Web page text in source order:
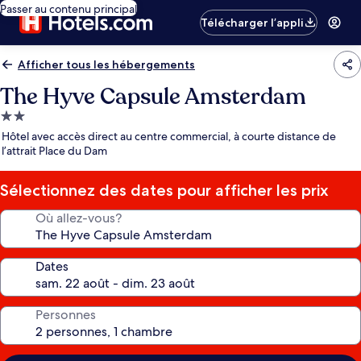
Passer au contenu principal
Télécharger l’appli
Afficher tous les hébergements
The Hyve Capsule Amsterdam
Hébergement
2.0 étoiles
Hôtel avec accès direct au centre commercial, à courte distance de
l’attrait Place du Dam
Sélectionnez des dates pour afficher les prix
Où allez-vous?
Dates
Personnes